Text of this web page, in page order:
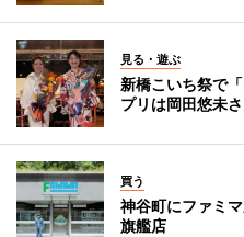
見る・遊ぶ
新橋こいち祭で
プリは岡田悠未
買う
神谷町にファミ
旗艦店